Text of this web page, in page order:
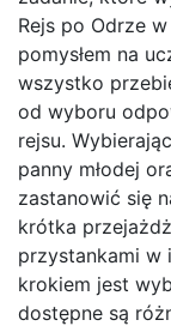
Rejs po Odrze
pomysłem na
wszystko
od wyboru
rejsu.
panny młodej
zastanowić się
krótka
przystankami w
krokiem jest
dostępne są